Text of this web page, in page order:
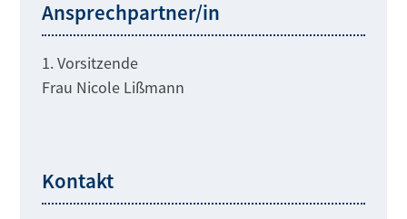
Ansprechpartner/in
1. Vorsitzende
Frau Nicole Lißmann
Kontakt